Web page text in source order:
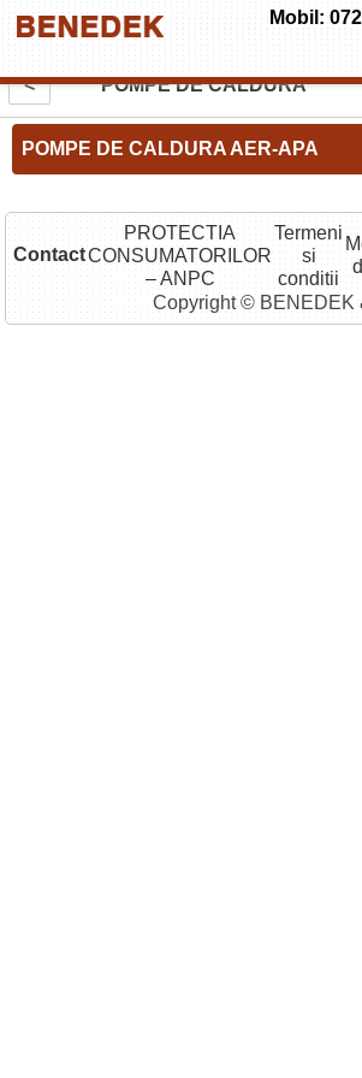
Mobil:
< POMPE DE CALDURA
POMPE DE CALDURA AER-APA
Contact
PROTECTIA
CONSUMATORILOR
– ANPC
Termeni
si
conditii
Copyright © BENEDEK